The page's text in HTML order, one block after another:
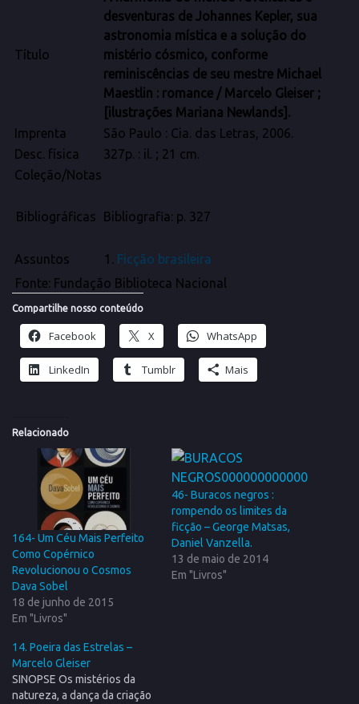
Título
desventuras de Johannes Kepler, sua
astronomia mística e a solução do
mistério cósmico, conforme
reminiscências de seu mestre Michael
Maestlin : romance / Marcelo Gleiser ;
[ilustrações Mariana Newlands].
Imprenta
São Paulo : Cia. das Letras, 2006.
Desc. física
327p. : il. ; 21 cm.
Coleção/Notas
Bibliográficas Bibliografia: p. 327
Assuntos 1. Ficção brasileira
Fonte: Fundação Biblioteca Nacional
Compartilhe nosso conteúdo
Facebook X WhatsApp
LinkedIn Tumblr Mais
Relacionado
164- Um Céu Mais Perfeito
Como Copérnico
Revolucionou o Cosmos
Dava Sobel
18 de junho de 2015
Em "Livros"
46- Buracos negros :
rompendo os limites da
ficção – George Matsas,
Daniel Vanzella.
13 de maio de 2014
Em "Livros"
14. Poeira das Estrelas –
Marcelo Gleiser
SINOPSE Os mistérios da
natureza, a dança da criação